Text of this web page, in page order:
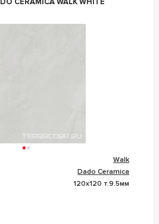
Walk
Dado Ceramica
120x120 т.9.5мм